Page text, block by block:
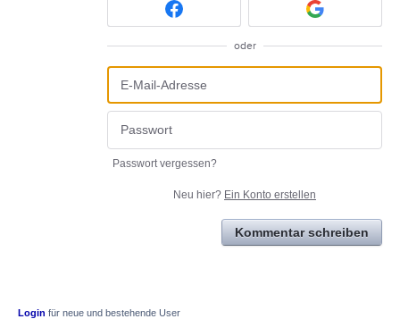
oder
Passwort vergessen?
Neu hier? Ein Konto erstellen
Kommentar schreiben
Login für neue und bestehende User